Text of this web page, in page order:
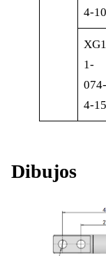
4-10
XG1
1-
074-
4-15
Dibujos